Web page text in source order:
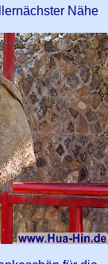
Nähe